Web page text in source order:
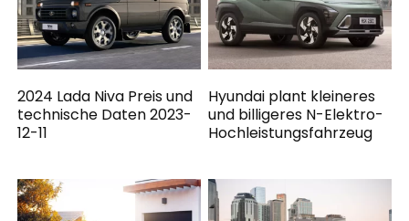
2024 Lada Niva Preis und
technische Daten 2023-
12-11
Hyundai plant kleineres
und billigeres N-Elektro-
Hochleistungsfahrzeug